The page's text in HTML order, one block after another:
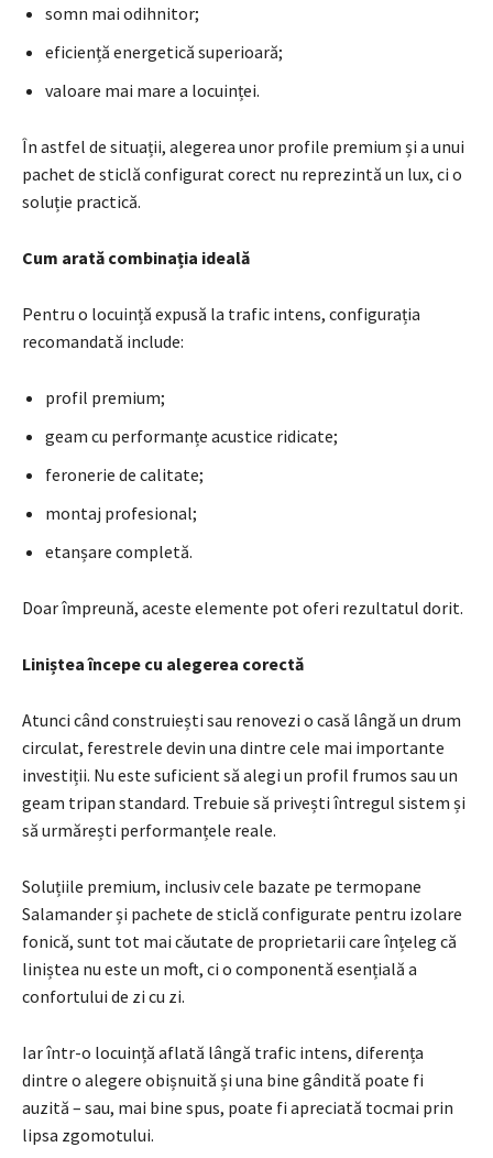
somn mai odihnitor;
eficiență energetică superioară;
valoare mai mare a locuinței.
În astfel de situații, alegerea unor profile premium și a unui
pachet de sticlă configurat corect nu reprezintă un lux, ci o
soluție practică.
Cum arată combinația ideală
Pentru o locuință expusă la trafic intens, configurația
recomandată include:
profil premium;
geam cu performanțe acustice ridicate;
feronerie de calitate;
montaj profesional;
etanșare completă.
Doar împreună, aceste elemente pot oferi rezultatul dorit.
Liniștea începe cu alegerea corectă
Atunci când construiești sau renovezi o casă lângă un drum
circulat, ferestrele devin una dintre cele mai importante
investiții. Nu este suficient să alegi un profil frumos sau un
geam tripan standard. Trebuie să privești întregul sistem și
să urmărești performanțele reale.
Soluțiile premium, inclusiv cele bazate pe termopane
Salamander și pachete de sticlă configurate pentru izolare
fonică, sunt tot mai căutate de proprietarii care înțeleg că
liniștea nu este un moft, ci o componentă esențială a
confortului de zi cu zi.
Iar într-o locuință aflată lângă trafic intens, diferența
dintre o alegere obișnuită și una bine gândită poate fi
auzită – sau, mai bine spus, poate fi apreciată tocmai prin
lipsa zgomotului.